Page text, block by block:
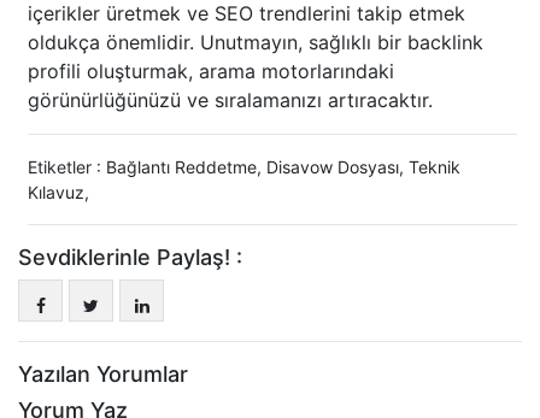
içerikler üretmek ve SEO trendlerini takip etmek
oldukça önemlidir. Unutmayın, sağlıklı bir backlink
profili oluşturmak, arama motorlarındaki
görünürlüğünüzü ve sıralamanızı artıracaktır.
Etiketler : Bağlantı Reddetme, Disavow Dosyası, Teknik
Kılavuz,
Sevdiklerinle Paylaş! :
Yazılan Yorumlar
Yorum Yaz